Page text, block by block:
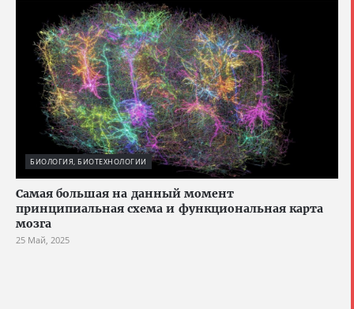
БИОЛОГИЯ, БИОТЕХНОЛОГИИ
Cамая большая на данный момент
принципиальная схема и функциональная карта
мозга
25 Май, 2025